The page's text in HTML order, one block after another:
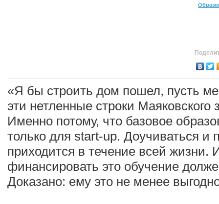
«Я бы строить дом пошел, пусть
эти нетленные строки Маяковского
Именно потому, что базовое
только для start-up. Доучиваться
приходится в течение всей жизни.
финансировать это обучение
Доказано: ему это не менее